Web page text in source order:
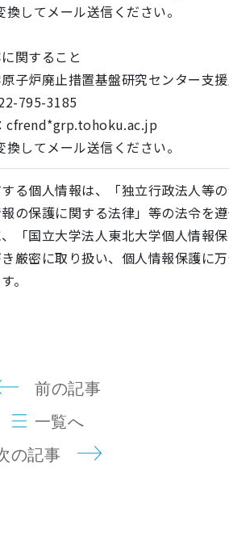
してメール送信ください。
関すること
子炉廃止措置基盤研究センター支
795-3185
してメール送信ください。
る個人情報は、「独立行政法人等
の保護に関する法律」等の法令を
「国立大学法人東北大学個人情報
厳密に取り扱い、個人情報保護に
。
前の記事
一覧へ
の記事